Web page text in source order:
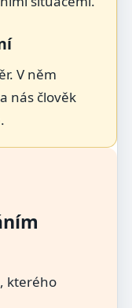
V něm
nás člověk
kterého